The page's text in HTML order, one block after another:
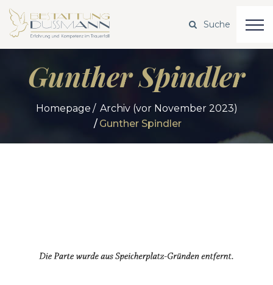
Gunther Spindler
Homepage
Archiv (vor November 2023)
Gunther Spindler